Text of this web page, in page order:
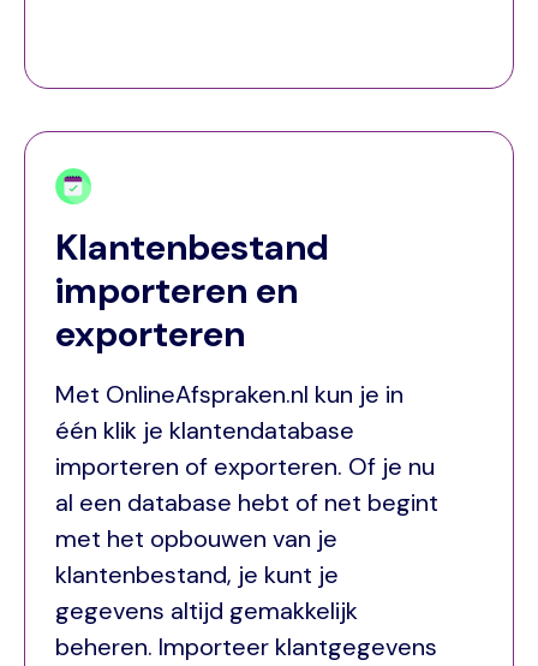
Klantenbestand
importeren en
exporteren
Met OnlineAfspraken.nl kun je in
één klik je klantendatabase
importeren of exporteren. Of je nu
al een database hebt of net begint
met het opbouwen van je
klantenbestand, je kunt je
gegevens altijd gemakkelijk
beheren. Importeer klantgegevens